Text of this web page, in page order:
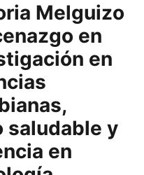
Melguizo
en
en
saludable y
en